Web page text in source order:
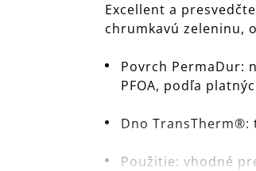
Excellent a
chrumkavú zeleninu,
Povrch PermaDur:
PFOA, podľa
Dno
Použitie: vhodné